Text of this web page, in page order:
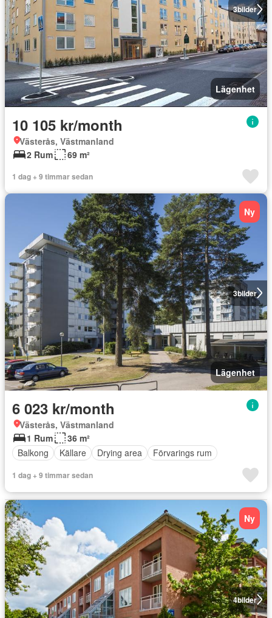
3bilder
Lägenhet
10 105 kr/month
Västerås, Västmanland
2 Rum
69 m²
1 dag + 9 timmar sedan
3bilder
Ny
Lägenhet
6 023 kr/month
Västerås, Västmanland
1 Rum
36 m²
Balkong
Källare Drying area Förvarings rum
1 dag + 9 timmar sedan
4bilder
Ny